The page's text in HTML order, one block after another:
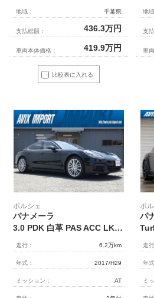
比較表に入れる
地域： 千葉県
支払総額： 436.3万円
車両本体価格： 419.9万円
地域
支
車
ポルシェ
パナメーラ
3.0 PDK 白革 PAS ACC LKA LCA 渋滞ｱｼｽﾄ PDLS+ﾏﾄﾘｯｸｽLED ﾘｱ･ｱｸｽﾙｽﾃｱﾘﾝｸﾞ PCMﾅﾋﾞ ｻﾗｳﾝﾄﾞﾋﾞｭ-ｶﾒﾗ BOSE CarPlay M付ﾊﾟﾜｰｼｰﾄ&ｼｰﾄﾋｰﾀｰ ﾌﾟﾗｲﾊﾞｼｰｶﾞﾗｽ ｵｰﾄﾃｰﾙ ｴﾝﾄﾘｰﾄﾞﾗｲﾌﾞ PASMｴｱｻｽﾍﾟﾝｼｮﾝ 20AW 禁煙 弊社下取車
走行： 6.2万km
年式： 2017/H29
ミッション： AT
ポ
パ
走
年式
ミ